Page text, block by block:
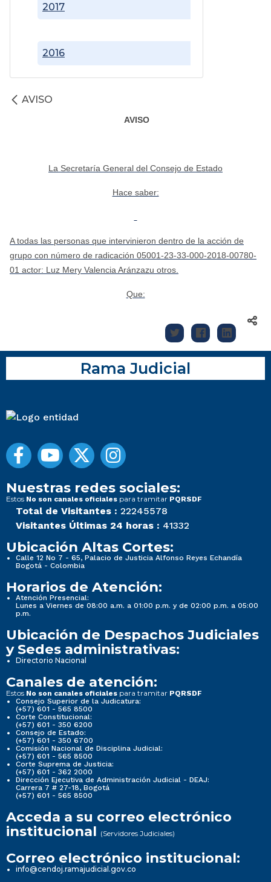
2016
2017
AVISO
AVISO
La Secretaría General del Consejo de Estado
Hace saber:
A todas las personas que intervinieron dentro de la acción de
grupo con número de radicación 05001-23-33-000-2018-00780-
01 actor: Luz Mery Valencia Aránzazu otros.
Que:
Rama Judicial
Nuestras redes sociales:
Estos No son canales oficiales para tramitar PQRSDF
Total de Visitantes : 22245578
Visitantes Últimas 24 horas : 41332
Ubicación Altas Cortes:
Calle 12 No 7 - 65, Palacio de Justicia Alfonso Reyes Echandía
Bogotá - Colombia
Horarios de Atención:
Atención Presencial:
Lunes a Viernes de 08:00 a.m. a 01:00 p.m. y de 02:00 p.m. a 05:00
p.m.
Ubicación de Despachos Judiciales
y Sedes administrativas:
Directorio Nacional
Canales de atención:
Estos No son canales oficiales para tramitar PQRSDF
Consejo Superior de la Judicatura:
(+57) 601 - 565 8500
Corte Constitucional:
(+57) 601 - 350 6200
Consejo de Estado:
(+57) 601 - 350 6700
Comisión Nacional de Disciplina Judicial:
(+57) 601 - 565 8500
Corte Suprema de Justicia:
(+57) 601 - 362 2000
Dirección Ejecutiva de Administración Judicial - DEAJ:
Carrera 7 # 27-18, Bogotá
(+57) 601 - 565 8500
Acceda a su correo electrónico
institucional (Servidores Judiciales)
Correo electrónico institucional:
info@cendoj.ramajudicial.gov.co